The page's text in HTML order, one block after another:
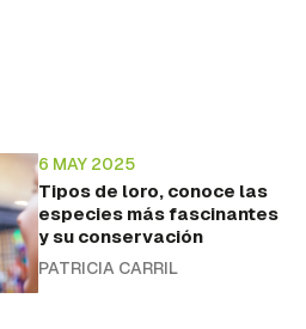
6 MAY 2025
Tipos de loro, conoce las
especies más fascinantes
y su conservación
PATRICIA CARRIL